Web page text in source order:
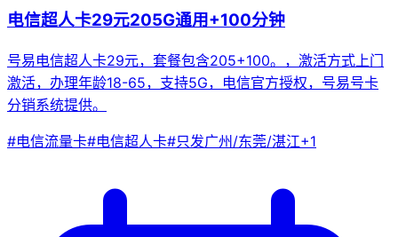
电信超人卡29元205G通用+100分钟
号易电信超人卡29元，套餐包含205+100。，激活方式上门
激活，办理年龄18-65，支持5G，电信官方授权，号易号卡
分销系统提供。
#电信流量卡#电信超人卡#只发广州/东莞/湛江+1